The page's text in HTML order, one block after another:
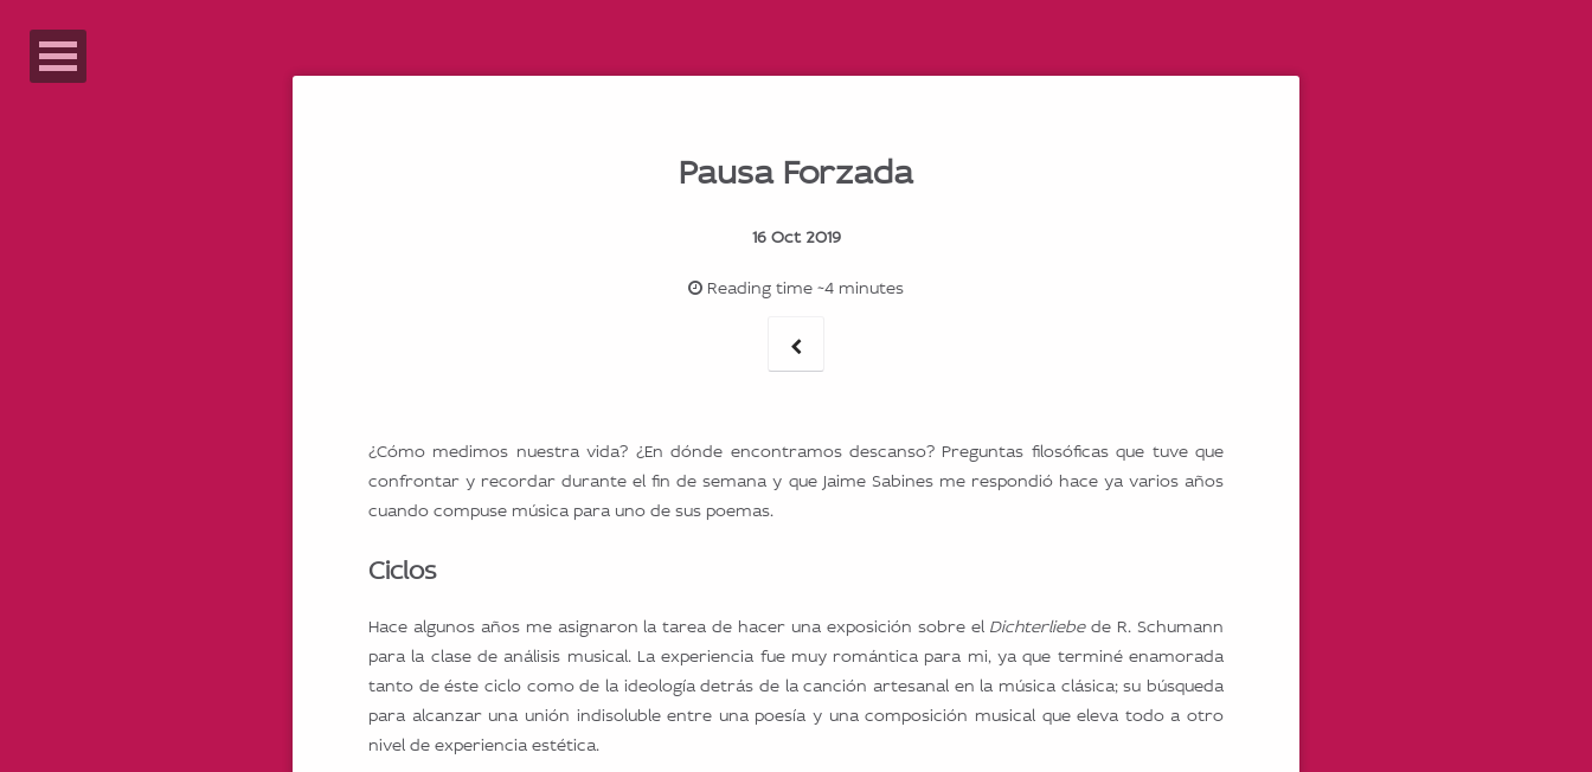
Pausa Forzada
16 Oct 2019
Reading time ~4 minutes
¿Cómo medimos nuestra vida? ¿En dónde encontramos descanso? Preguntas filosóficas que tuve que
confrontar y recordar durante el fin de semana y que Jaime Sabines me respondió hace ya varios años
cuando compuse música para uno de sus poemas.
Ciclos
Hace algunos años me asignaron la tarea de hacer una exposición sobre el Dichterliebede R. Schumann
para la clase de análisis musical. La experiencia fue muy romántica para mi, ya que terminé enamorada
tanto de éste ciclo como de la ideología detrás de la canción artesanal en la música clásica; su búsqueda
para alcanzar una unión indisoluble entre una poesía y una composición musical que eleva todo a otro
nivel de experiencia estética.